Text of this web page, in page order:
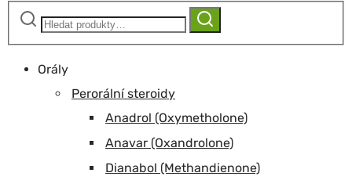
Hledat:
Hledat
Orály
Perorální steroidy
Anadrol (Oxymetholone)
Anavar (Oxandrolone)
Dianabol (Methandienone)